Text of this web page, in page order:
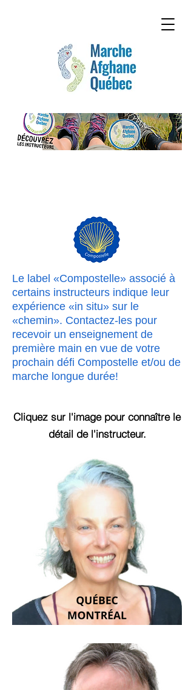
Le label «Compostelle» associé à
certains instructeurs indique leur
expérience «in situ» sur le
«chemin». Contactez-les pour
recevoir un enseignement de
première main en vue de votre
prochain défi Compostelle et/ou de
marche longue durée!
Cliquez sur l'image pour connaître le
détail de l'instructeur.